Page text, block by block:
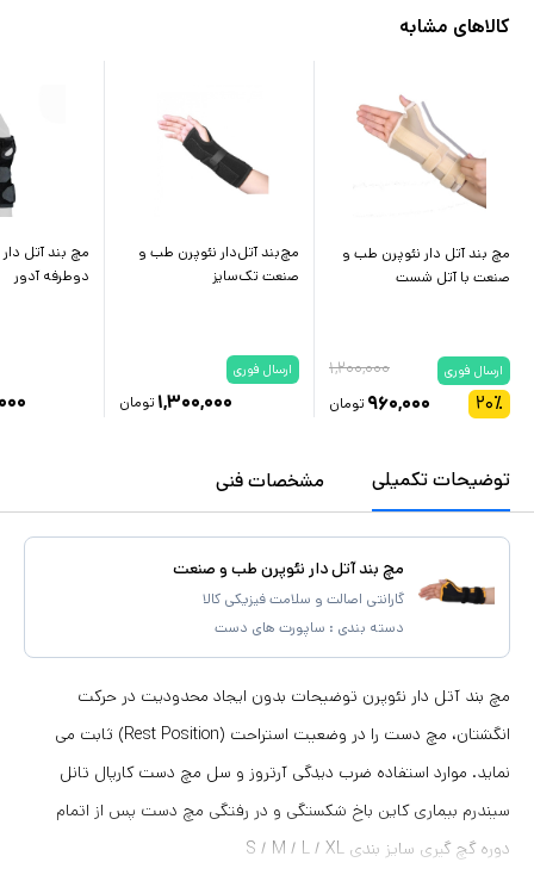
کالاهای مشابه
مچ بند آتل دار نئوپرن طب و
صنعت با آتل شست
ارسال فوری
۲۰٪
۱,۲۰۰,۰۰۰
۹۶۰,۰۰۰ تومان
مچ‌بند آتل‌دار نئوپرن طب و
صنعت تک‌سایز
ارسال فوری
۱,۳۰۰,۰۰۰ تومان
مچ بند آتل دار
دوطرفه آدور
توضیحات تکمیلی مشخصات فنی
مچ بند آتل دار نئوپرن طب و صنعت
گارانتی اصالت و سلامت فیزیکی کالا
دسته بندی : ساپورت های دست
مچ بند آتل دار نئوپرن توضیحات بدون ایجاد محدودیت در حرکت
انگشتان، مچ دست را در وضعیت استراحت (Rest Position) ثابت می
نماید. موارد استفاده ضرب دیدگی آرتروز و سل مچ دست کارپال تانل
سیندرم بیماری کاین باخ شکستگی و در رفتگی مچ دست پس از اتمام
دوره گچ گیری سایز بندی S / M / L / XL